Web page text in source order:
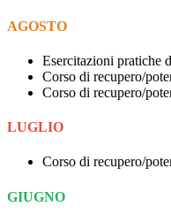
AGOSTO
Esercitazioni pratiche
Corso di recupero/
Corso di recupero/
LUGLIO
Corso di recupero/
GIUGNO